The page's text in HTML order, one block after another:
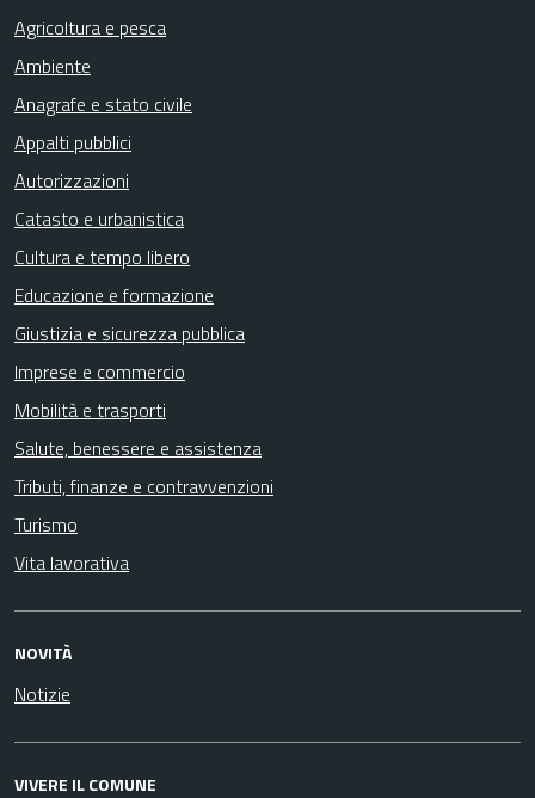
Agricoltura e pesca
Ambiente
Anagrafe e stato civile
Appalti pubblici
Autorizzazioni
Catasto e urbanistica
Cultura e tempo libero
Educazione e formazione
Giustizia e sicurezza pubblica
Imprese e commercio
Mobilità e trasporti
Salute, benessere e assistenza
Tributi, finanze e contravvenzioni
Turismo
Vita lavorativa
NOVITÀ
Notizie
VIVERE IL COMUNE